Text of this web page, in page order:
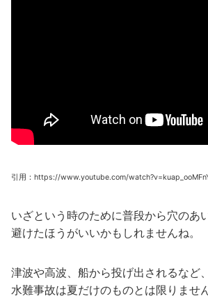
引用：https://www.youtube.com/
いざという時のために普段から穴のあ
避けたほうがいいかもしれませんね。
津波や高波、船から投げ出されるなど、
水難事故は夏だけのものとは限りません